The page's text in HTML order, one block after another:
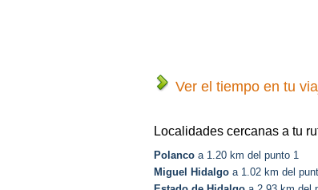
Ver el tiempo en tu
Localidades cercanas a tu
Polanco a 1.20 km del punto 1
Miguel Hidalgo a 1.02 km del